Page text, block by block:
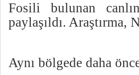
Fosili bulunan
paylaşıldı. Araştırma,
Aynı bölgede daha